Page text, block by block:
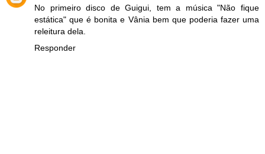
No primeiro disco de Guigui, tem a música "Não fique
estática" que é bonita e Vânia bem que poderia fazer uma
releitura dela.
Responder